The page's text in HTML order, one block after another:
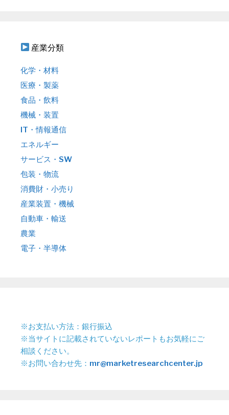
産業分類
化学・材料
医療・製薬
食品・飲料
機械・装置
IT・情報通信
エネルギー
サービス・SW
包装・物流
消費財・小売り
産業装置・機械
自動車・輸送
農業
電子・半導体
※お支払い方法：銀行振込
※当サイトに記載されていないレポートもお気軽にご
相談ください。
※お問い合わせ先： mr@marketresearchcenter.jp